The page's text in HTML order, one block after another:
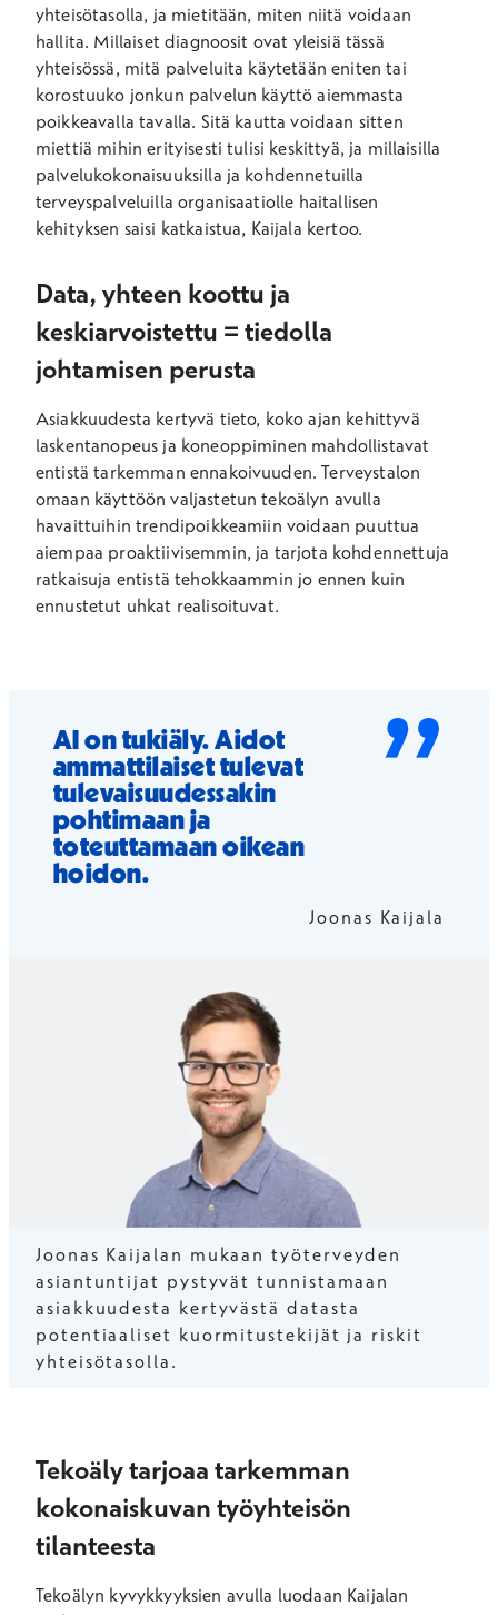
yhteisötasolla, ja mietitään, miten niitä voidaan
hallita. Millaiset diagnoosit ovat yleisiä tässä
yhteisössä, mitä palveluita käytetään eniten tai
korostuuko jonkun palvelun käyttö aiemmasta
poikkeavalla tavalla. Sitä kautta voidaan sitten
miettiä mihin erityisesti tulisi keskittyä, ja millaisilla
palvelukokonaisuuksilla ja kohdennetuilla
terveyspalveluilla organisaatiolle haitallisen
kehityksen saisi katkaistua, Kaijala kertoo.
Data, yhteen koottu ja
keskiarvoistettu = tiedolla
johtamisen perusta
Asiakkuudesta kertyvä tieto, koko ajan kehittyvä
laskentanopeus ja koneoppiminen mahdollistavat
entistä tarkemman ennakoivuuden. Terveystalon
omaan käyttöön valjastetun tekoälyn avulla
havaittuihin trendipoikkeamiin voidaan puuttua
aiempaa proaktiivisemmin, ja tarjota kohdennettuja
ratkaisuja entistä tehokkaammin jo ennen kuin
ennustetut uhkat realisoituvat.
AI on tukiäly. Aidot
ammattilaiset tulevat
tulevaisuudessakin
pohtimaan ja
toteuttamaan oikean
hoidon.
”
Joonas Kaijala
Joonas Kaijalan mukaan työterveyden
asiantuntijat pystyvät tunnistamaan
asiakkuudesta kertyvästä datasta
potentiaaliset kuormitustekijät ja riskit
yhteisötasolla.
Tekoäly tarjoaa tarkemman
kokonaiskuvan työyhteisön
tilanteesta
Tekoälyn kyvykkyyksien avulla luodaan Kaijalan